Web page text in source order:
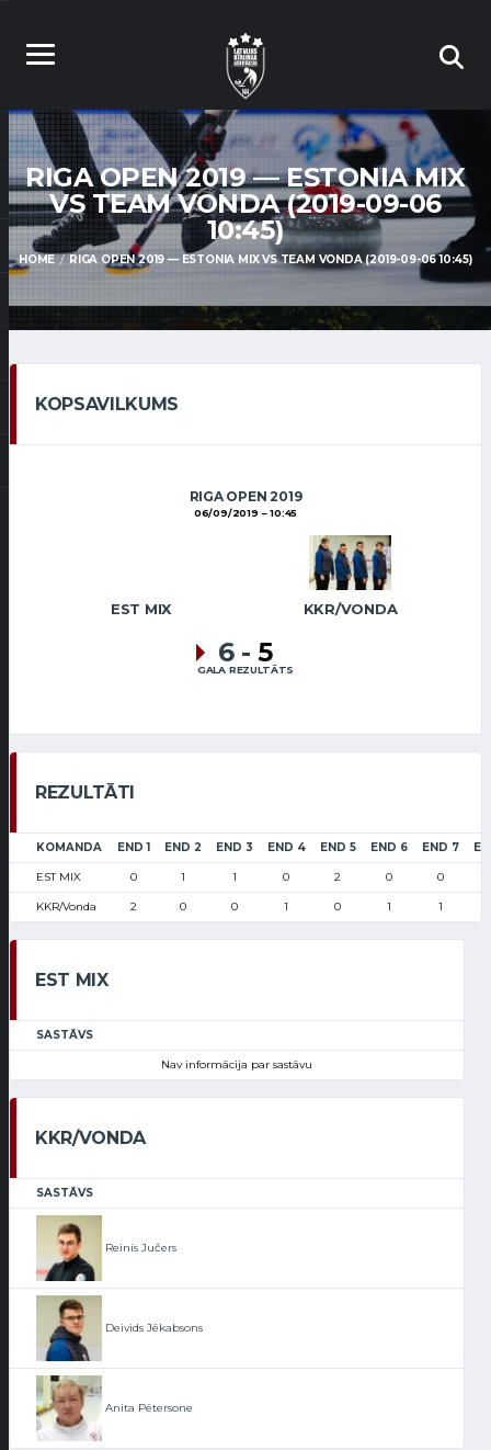
RIGA OPEN 2019 — ESTONIA MIX
VS TEAM VONDA (2019-09-06
10:45)
HOME RIGA OPEN 2019 — ESTONIA MIX VS TEAM VONDA (2019-09-06 10:45)
KOPSAVILKUMS
RIGA OPEN 2019
06/09/2019 10:45
EST MIX KKR/VONDA
6 - 5
GALA REZULTĀTS
REZULTĀTI
KOMANDA END 1 END 2 END 3 END 4 END 5 END 6 END 7
EST MIX 0 1 1 0 2 0 0
KKR/Vonda 2 0 0 1 0 1 1
EST MIX
SASTĀVS
Nav informācija par sastāvu
KKR/VONDA
SASTĀVS
Reinis Jučers
Deivids Jēkabsons
Anita Pētersone